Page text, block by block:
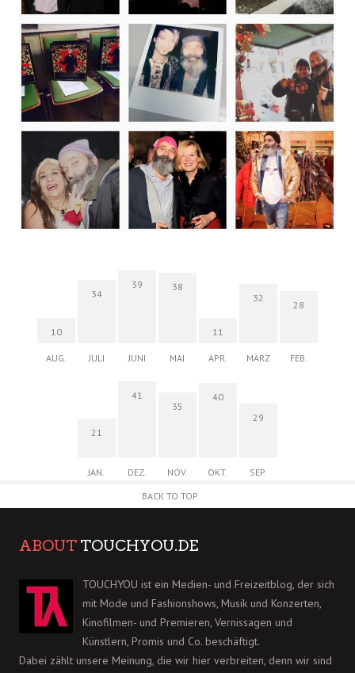
10
AUG.
34
JULI
39
JUNI
38
MAI
11
APR.
32
MÄRZ
28
FEB.
21
JAN.
41
DEZ.
35
NOV.
40
OKT.
29
SEP.
BACK TO TOP
ABOUT TOUCHYOU.DE
TOUCHYOU ist ein Medien- und Freizeitblog, der sich
mit Mode und Fashionshows, Musik und Konzerten,
Kinofilmen- und Premieren, Vernissagen und
Künstlern, Promis und Co. beschäftigt.
Dabei zählt unsere Meinung, die wir hier verbreiten, denn wir sind